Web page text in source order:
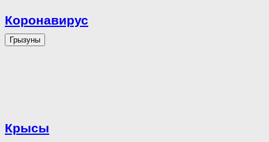
Коронавирус
Грызуны
Крысы